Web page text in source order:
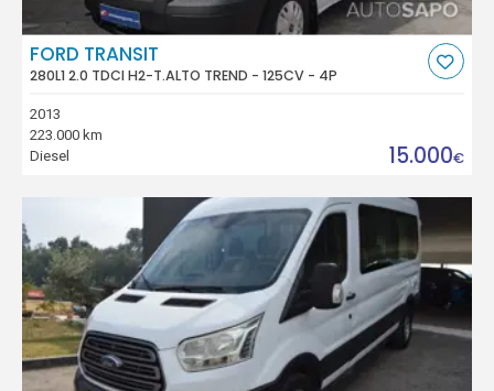
FORD TRANSIT
280L1 2.0 TDCI H2-T.ALTO TREND - 125CV - 4P
2013
223.000 km
Diesel
15.000€